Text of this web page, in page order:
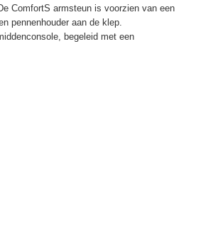
ComfortS armsteun is voorzien van een
pennenhouder aan de klep.
begeleid met een